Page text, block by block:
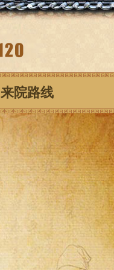
来院路线